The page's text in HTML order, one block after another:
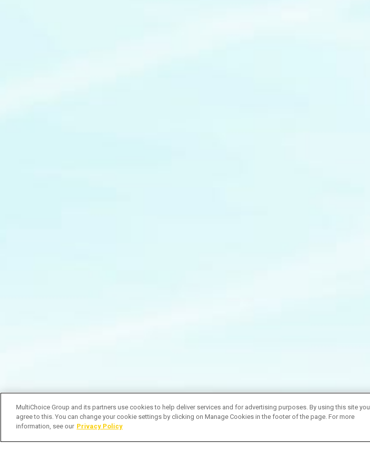
MultiChoice Group and its partners use cookies to help deliver services and for advertising purposes. By using this site you
agree to this. You can change your cookie settings by clicking on Manage Cookies in the footer of the page. For more
information, see our Privacy Policy